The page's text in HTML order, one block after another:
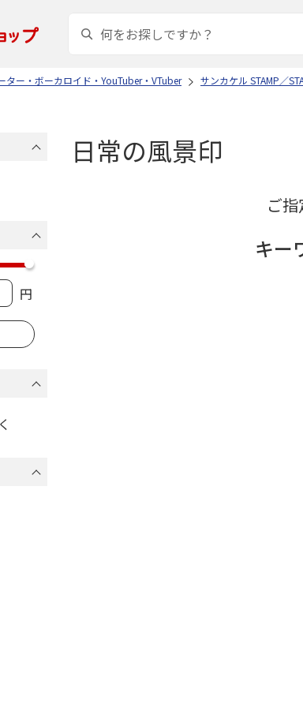
ター・ボーカロイド・YouTuber・VTuber サンカケル STAMP／
日常の風景印
ご
キー
円